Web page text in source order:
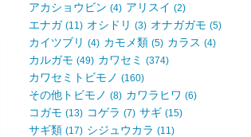
アカショウビン (4) アリスイ (2)
エナガ (11) オシドリ (3) オナガガモ (5)
カイツブリ (4) カモメ類 (5) カラス (4)
カルガモ (49) カワセミ (374)
カワセミトビモノ (160)
その他トビモノ (8) カワラヒワ (6)
コガモ (13) コゲラ (7) サギ (15)
サギ類 (17) シジュウカラ (11)